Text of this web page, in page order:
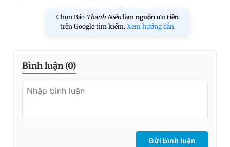
Chọn Báo Thanh Niên làm nguồn ưu tiên
trên Google tìm kiếm. Xem hướng dẫn.
Bình luận (0)
Gửi bình luận